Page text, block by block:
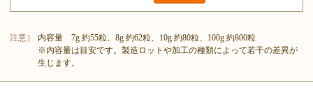
注意）
内容量 7g 約55粒、8g 約62粒、10g 約80粒、100g 約800粒
※内容量は目安です。製造ロットや加工の種類によって若干の差異が
生じます。